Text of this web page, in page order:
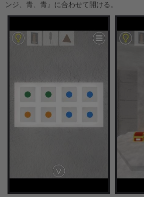
ンジ、青、青』に合わせて開ける。